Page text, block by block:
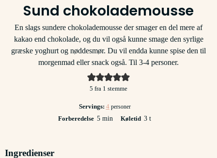
Sund chokolademousse
En slags sundere chokolademousse der smager en del mere af
kakao end chokolade, og du vil også kunne smage den syrlige
græske yoghurt og nøddesmør. Du vil endda kunne spise den til
morgenmad eller snack også. Til 3-4 personer.
5 fra 1 stemme
Servings: 4 personer
Forberedelse 5minutter
min Køletid 3timer
t
Ingredienser